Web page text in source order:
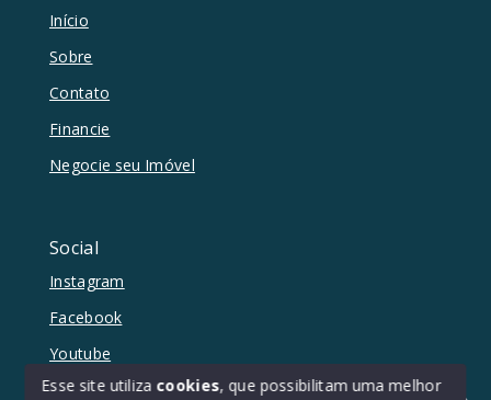
Início
Sobre
Contato
Financie
Negocie seu Imóvel
Social
Instagram
Facebook
Youtube
Esse site utiliza cookies, que possibilitam uma melhor